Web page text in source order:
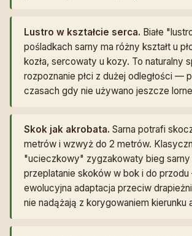
Lustro w kształcie serca. Białe
pośladkach sarny ma różny kształt u
kozła, sercowaty u kozy. To naturalny
rozpoznanie płci z dużej odległości —
czasach gdy nie używano jeszcze
Skok jak akrobata. Sarna potrafi
metrów i wzwyż do 2 metrów.
"ucieczkowy" zygzakowaty bieg
przeplatanie skoków w bok i do
ewolucyjna adaptacja przeciw
nie nadążają z korygowaniem kierunku